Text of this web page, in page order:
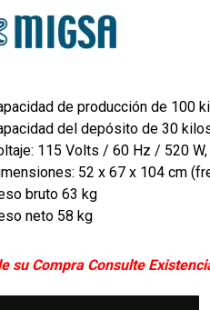
de producción de 100
del depósito de 30
115 Volts / 60 Hz / 520 W,
52 x 67 x 104 cm
bruto 63 kg
neto 58 kg
su Compra Consulte